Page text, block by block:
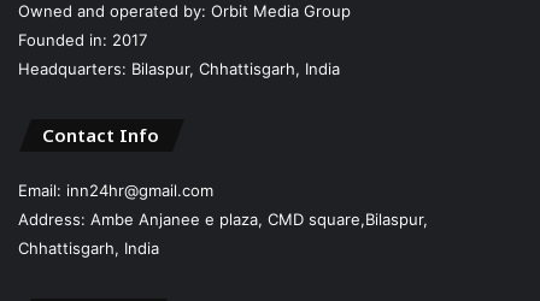
Owned and operated by: Orbit Media Group
Founded in: 2017
Headquarters: Bilaspur, Chhattisgarh, India
Contact Info
Email: inn24hr@gmail.com
Address: Ambe Anjanee e plaza, CMD square,Bilaspur,
Chhattisgarh, India